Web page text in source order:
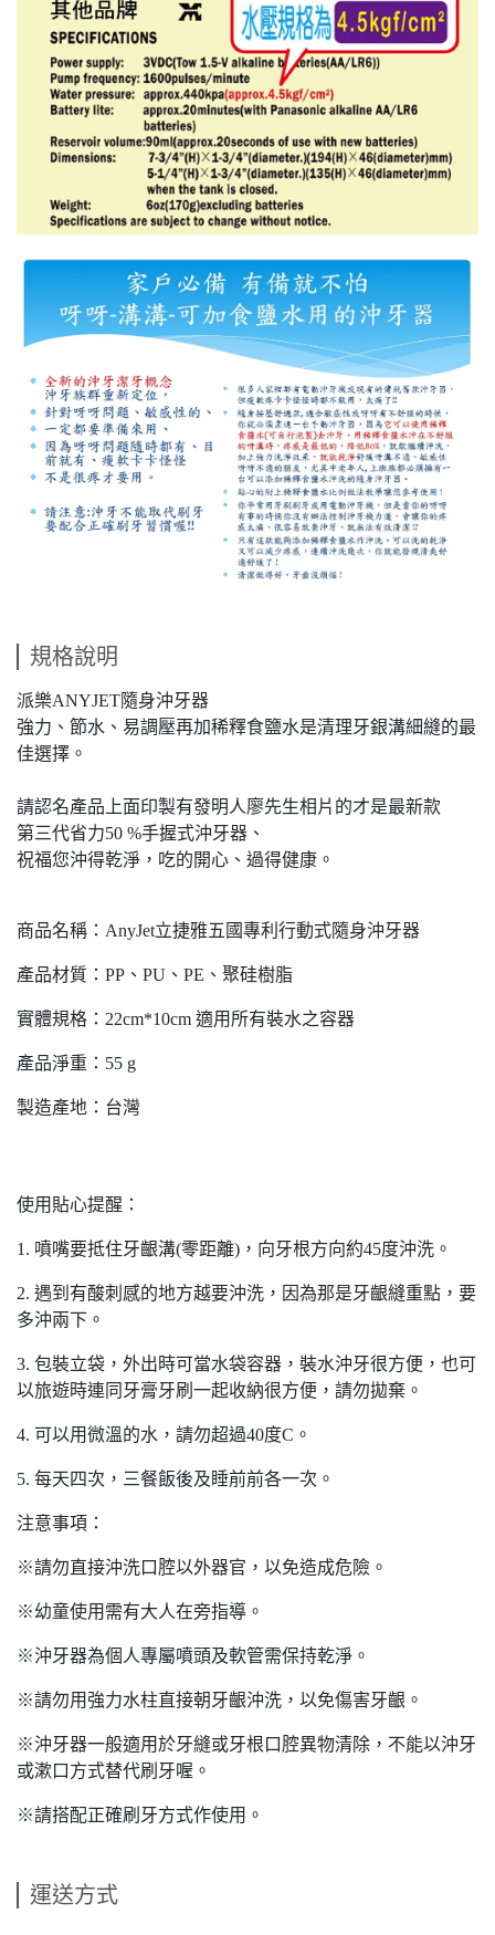
規格說明
派樂ANYJET隨身沖牙器
強力、節水、易調壓再加稀釋食鹽水是清理牙銀溝細縫的最
佳選擇。
請認名產品上面印製有發明人廖先生相片的才是最新款
第三代省力50 %手握式沖牙器、
祝福您沖得乾淨，吃的開心、過得健康。
商品名稱：AnyJet立捷雅五國專利行動式隨身沖牙器
產品材質：PP、PU、PE、聚硅樹脂
實體規格：22cm*10cm 適用所有裝水之容器
產品淨重：55 g
製造產地：台灣
使用貼心提醒：
1. 噴嘴要抵住牙齦溝(零距離)，向牙根方向約45度沖洗。
2. 遇到有酸刺感的地方越要沖洗，因為那是牙齦縫重點，要
多沖兩下。
3. 包裝立袋，外出時可當水袋容器，裝水沖牙很方便，也可
以旅遊時連同牙膏牙刷一起收納很方便，請勿拋棄。
4. 可以用微溫的水，請勿超過40度C。
5. 每天四次，三餐飯後及睡前前各一次。
注意事項：
※請勿直接沖洗口腔以外器官，以免造成危險。
※幼童使用需有大人在旁指導。
※沖牙器為個人專屬噴頭及軟管需保持乾淨。
※請勿用強力水柱直接朝牙齦沖洗，以免傷害牙齦。
※沖牙器一般適用於牙縫或牙根口腔異物清除，不能以沖牙
或漱口方式替代刷牙喔。
※請搭配正確刷牙方式作使用。
運送方式